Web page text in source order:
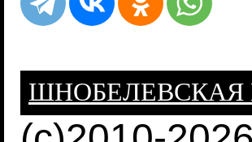
ШНОБЕЛЕВСКАЯ